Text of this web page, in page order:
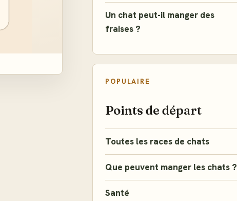
Un chat peut-il manger des
fraises ?
POPULAIRE
Points de départ
Toutes les races de chats
Que peuvent manger les chats ?
Santé